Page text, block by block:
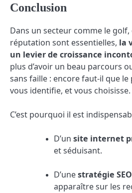
Conclusion
Dans un secteur comme le golf,
réputation sont essentielles, la
un levier de croissance
plus d’avoir un beau parcours
sans faille : encore faut-il que
vous identifie, et vous choisisse.
C’est pourquoi il est
D’un site internet
et séduisant.
D’unestratégie
apparaître sur les